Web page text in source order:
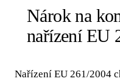
Nárok na
nařízení EU
Nařízení EU 261/2004